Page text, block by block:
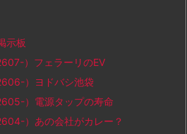
示板
）フェラーリのEV
）ヨドバシ池袋
）電源タップの寿命
）あの会社がカレー？